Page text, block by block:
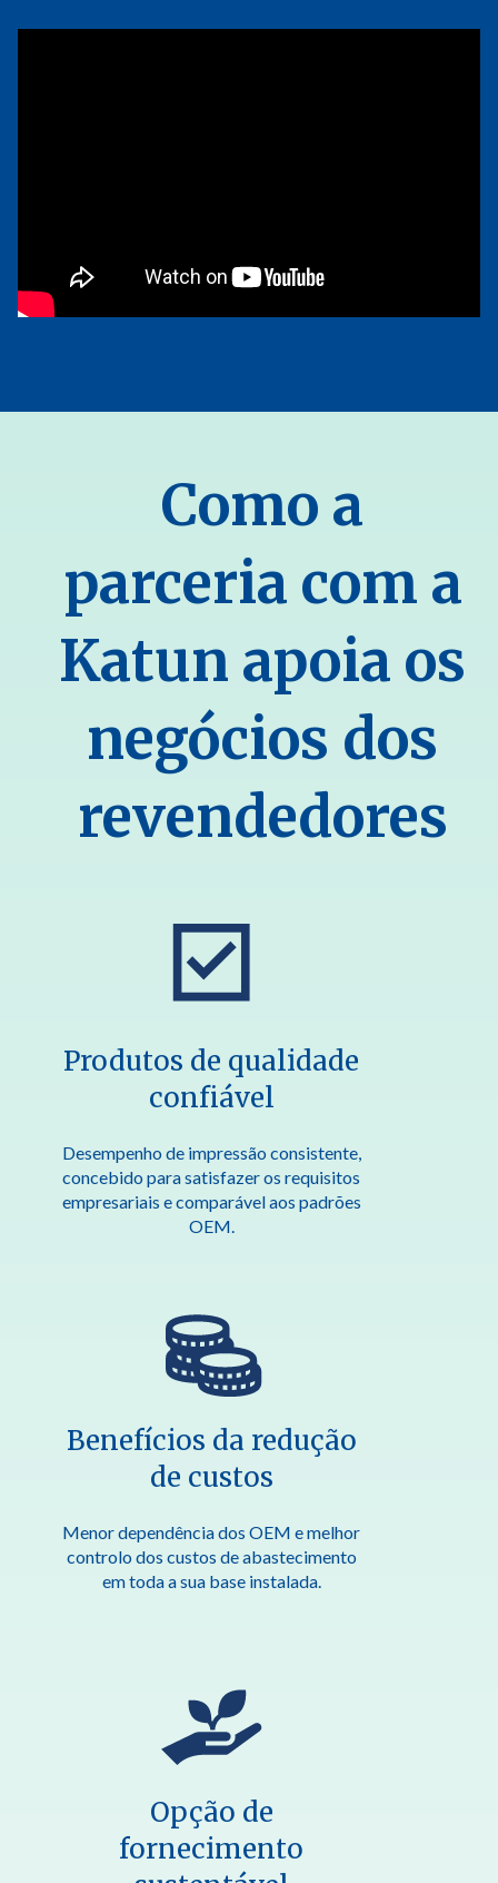
Como a
parceria com a
Katun apoia os
negócios dos
revendedores
Produtos de qualidade
confiável
Desempenho de impressão consistente,
concebido para satisfazer os requisitos
empresariais e comparável aos padrões
OEM.
Benefícios da redução
de custos
Menor dependência dos OEM e melhor
controlo dos custos de abastecimento
em toda a sua base instalada.
Opção de
fornecimento